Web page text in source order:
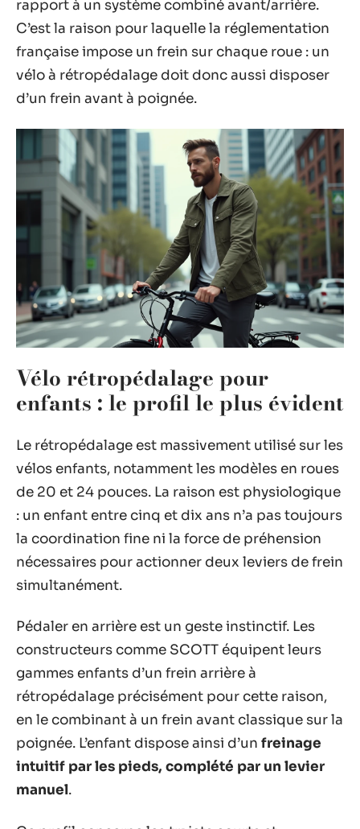
rapport à un système combiné avant/arrière.
C’est la raison pour laquelle la réglementation
française impose un frein sur chaque roue : un
vélo à rétropédalage doit donc aussi disposer
d’un frein avant à poignée.
Vélo rétropédalage pour
enfants : le profil le plus évident
Le rétropédalage est massivement utilisé sur les
vélos enfants, notamment les modèles en roues
de 20 et 24 pouces. La raison est physiologique
: un enfant entre cinq et dix ans n’a pas toujours
la coordination fine ni la force de préhension
nécessaires pour actionner deux leviers de frein
simultanément.
Pédaler en arrière est un geste instinctif. Les
constructeurs comme SCOTT équipent leurs
gammes enfants d’un frein arrière à
rétropédalage précisément pour cette raison,
en le combinant à un frein avant classique sur la
poignée. L’enfant dispose ainsi d’un freinage
intuitif par les pieds, complété par un levier
manuel.